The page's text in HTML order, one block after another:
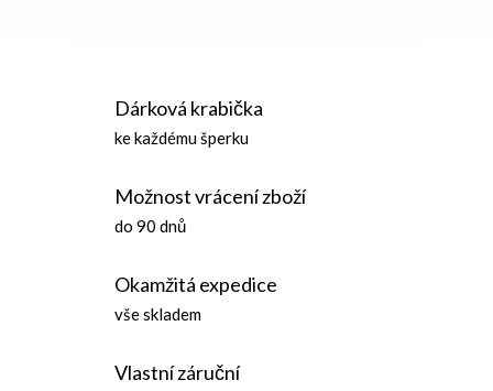
Dárková krabička
ke každému šperku
Možnost vrácení zboží
do 90 dnů
Okamžitá expedice
vše skladem
Vlastní záruční